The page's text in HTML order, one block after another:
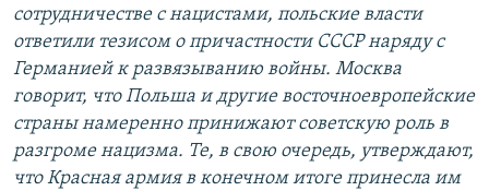
сотрудничестве с нацистами, польские власти
ответили тезисом о причастности СССР наряду с
Германией к развязыванию войны. Москва
говорит, что Польша и другие восточноевропейские
страны намеренно принижают советскую роль в
разгроме нацизма. Те, в свою очередь, утверждают,
что Красная армия в конечном итоге принесла им